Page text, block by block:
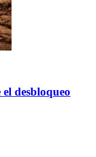
desbloqueo